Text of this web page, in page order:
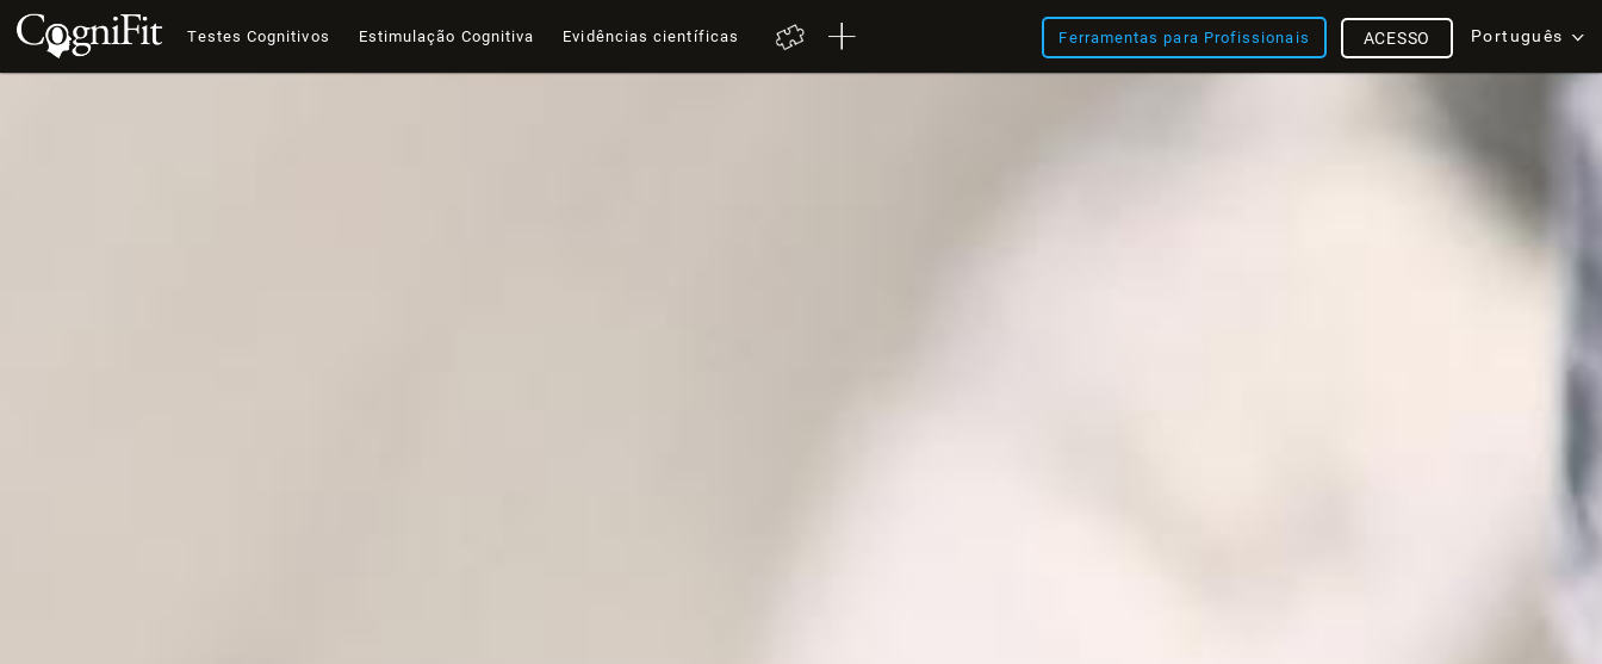
Testes Cognitivos Estimulação Cognitiva Evidências científicas Ferramentas para Profissionais Português
ACESSO